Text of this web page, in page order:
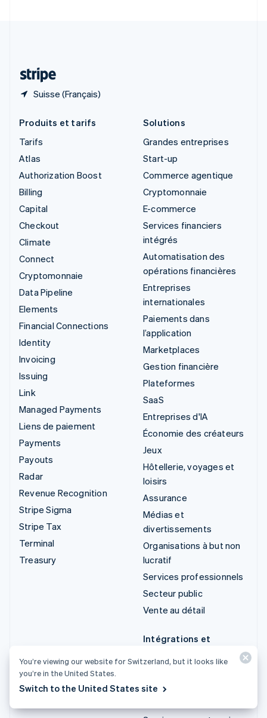
Suisse (Français)
Produits et tarifs
Tarifs
Atlas
Authorization Boost
Billing
Capital
Checkout
Climate
Connect
Cryptomonnaie
Data Pipeline
Elements
Financial Connections
Identity
Invoicing
Issuing
Link
Managed Payments
Liens de paiement
Payments
Payouts
Radar
Revenue Recognition
Stripe Sigma
Stripe Tax
Terminal
Treasury
Solutions
Grandes entreprises
Start-up
Commerce agentique
Cryptomonnaie
E-commerce
Services financiers
intégrés
Automatisation des
opérations financières
Entreprises
internationales
Paiements dans
l’application
Marketplaces
Gestion financière
Plateformes
SaaS
Entreprises d'IA
Économie des créateurs
Jeux
Hôtellerie, voyages et
loisirs
Assurance
Médias et
divertissements
Organisations à but non
lucratif
Services professionnels
Secteur public
Vente au détail
Intégrations et
Écosystème de
You’re viewing our website for Switzerland, but it looks like
you’re in the United States.
Switch to the United States site